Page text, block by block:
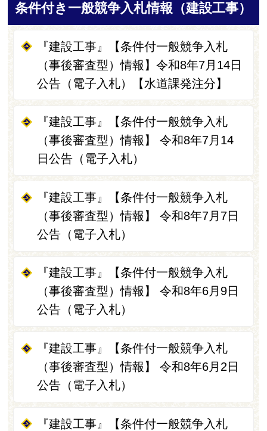
条件付き一般競争入札情報（建設工事）
『建設工事』【条件付一般競争入札
（事後審査型）情報】令和8年7月14日
公告（電子入札）【水道課発注分】
『建設工事』【条件付一般競争入札
（事後審査型）情報】 令和8年7月14
日公告（電子入札）
『建設工事』【条件付一般競争入札
（事後審査型）情報】 令和8年7月7日
公告（電子入札）
『建設工事』【条件付一般競争入札
（事後審査型）情報】 令和8年6月9日
公告（電子入札）
『建設工事』【条件付一般競争入札
（事後審査型）情報】 令和8年6月2日
公告（電子入札）
『建設工事』【条件付一般競争入札